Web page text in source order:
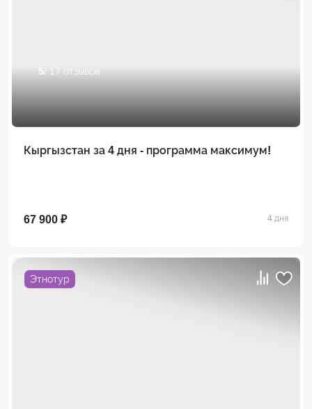
5/ 17 отзывов
Кыргызстан за 4 дня - программа максимум!
67 900 ₽ 4 дня
Этнотур